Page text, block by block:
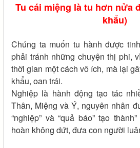
Tu cái miệng là tu hơn nửa
khẩu)
Chúng ta muốn tu hành được
phải tránh những chuyện thị phi,
thời gian một cách vô ích, mà lại
khẩu, oan trái.
Nghiệp là hành động tạo tác
Thân, Miệng và Ý, nguyên nhân
“nghiệp” và “quả báo” tạo
hoàn không dứt, đưa con người